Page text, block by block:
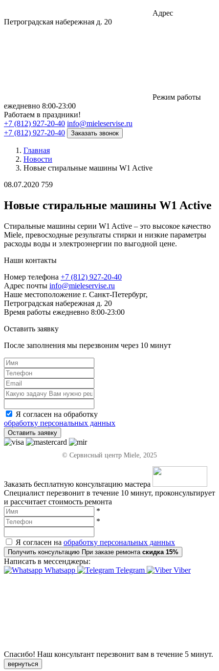
Адрес
Петроградская набережная д. 20
Режим работы
eжедневно 8:00-23:00
Работаем в праздники!
+7 (812) 927-20-40 info@mieleservise.ru
+7 (812) 927-20-40
Заказать звонок
Главная
Новости
Новые стиральные машины W1 Active
08.07.2020 759
Новые стиральные машины W1 Active
Стиральные машины серии W1 Active – это высокое качество
Miele, превосходные результаты стирки и низкие параметры
расходы воды и электроэнергии по выгодной цене.
Наши контакты
Номер телефона +7 (812) 927-20-40
Адрес почты info@mieleservise.ru
Наше местоположение г. Санкт-Петербург,
Петроградская набережная д. 20
Время работы eжедневно 8:00-23:00
Оставить заявку
После заполнения мы перезвоним через 10 минут
Я согласен на обработку
обработку персональных данных
Оставить заявку
© Сервисный центр Miele, 2025
Заказать бесплатную консультацию мастера
Специалист перезвонит в течение 10 минут, проконсультирует
и рассчитает стоимость ремонта
*
*
Я согласен на обработку персональных данных
Получить консультацию При заказе ремонта скидка 15%
Написать в мессенджеры:
Whatsapp
Telegram Viber
Спасибо! Наш консультант перезвонит вам в течение 5 минут.
вернуться